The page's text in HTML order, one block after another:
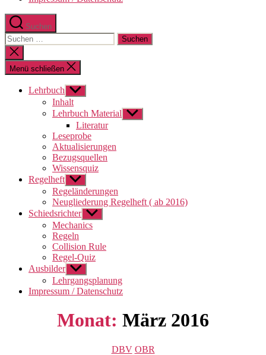
Suchen
Suchen
nach:
Suche
schließen
Menü schließen
Lehrbuch Untermenü
anzeigen
Inhalt
Lehrbuch Material Untermenü
anzeigen
Literatur
Leseprobe
Aktualisierungen
Bezugsquellen
Wissensquiz
Regelheft Untermenü
anzeigen
Regeländerungen
Neugliederung Regelheft ( ab 2016)
Schiedsrichter Untermenü
anzeigen
Mechanics
Regeln
Collision Rule
Regel-Quiz
Ausbilder Untermenü
anzeigen
Lehrgangsplanung
Impressum / Datenschutz
Monat: März 2016
Kategorien
DBV OBR